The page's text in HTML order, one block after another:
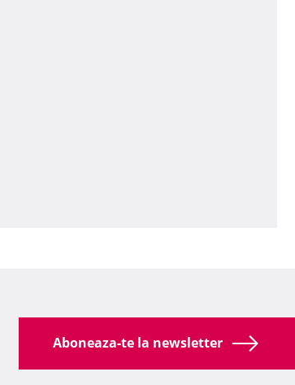
Aboneaza-te la newsletter